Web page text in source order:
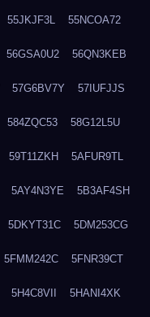
55JKJF3L 55NCOA72
56GSA0U2 56QN3KEB
57G6BV7Y 57IUFJJS
584ZQC53 58G12L5U
59T11ZKH 5AFUR9TL
5AY4N3YE 5B3AF4SH
5DKYT31C 5DM253CG
5FMM242C 5FNR39CT
5H4C8VII 5HANI4XK